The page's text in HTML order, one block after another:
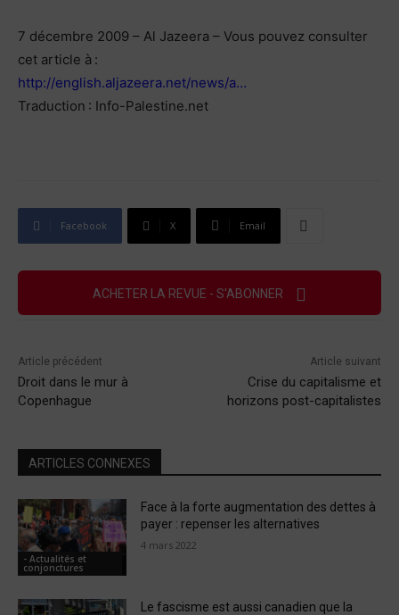
7 décembre 2009 – Al Jazeera – Vous pouvez consulter
cet article à :
http://english.aljazeera.net/news/a…
Traduction : Info-Palestine.net
Facebook X Email
ACHETER LA REVUE - S'ABONNER
Article précédent
Droit dans le mur à
Copenhague
Article suivant
Crise du capitalisme et
horizons post-capitalistes
ARTICLES CONNEXES
- Actualités et
conjonctures
Face à la forte augmentation des dettes à
payer : repenser les alternatives
4 mars 2022
Le fascisme est aussi canadien que la